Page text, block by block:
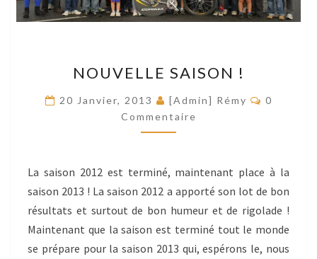
SAISON
!
NOUVELLE SAISON !
20 Janvier, 2013 [Admin] Rémy
0
Commentaire
La saison 2012 est terminé, maintenant place à la
saison 2013 ! La saison 2012 a apporté son lot de bon
résultats et surtout de bon humeur et de rigolade !
Maintenant que la saison est terminé tout le monde
se prépare pour la saison 2013 qui, espérons le, nous